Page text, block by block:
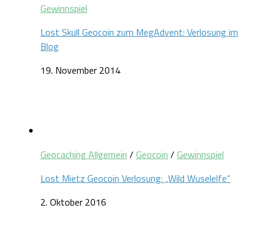
Gewinnspiel
Lost Skull Geocoin zum MegAdvent: Verlosung im
Blog
19. November 2014
Geocaching Allgemein / Geocoin / Gewinnspiel
Lost Mietz Geocoin Verlosung: „Wild Wuselelfe“
2. Oktober 2016